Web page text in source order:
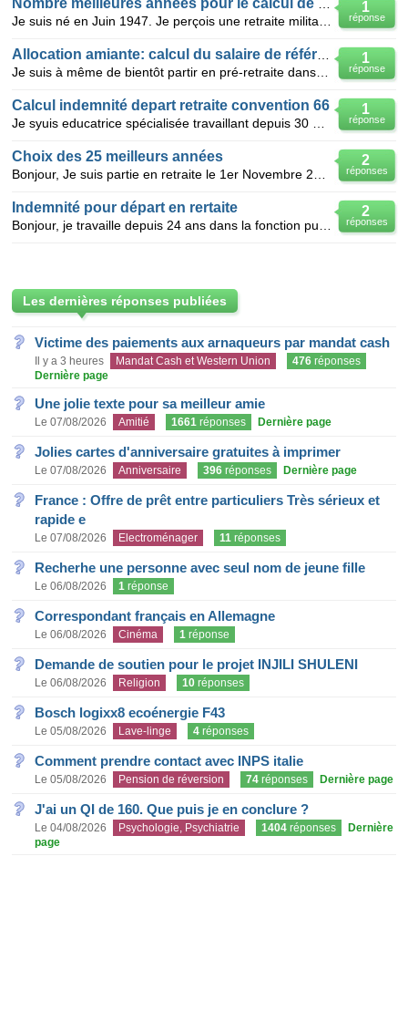
1
réponse
1
réponse
1
réponse
Calcul indemnité depart retraite convention 66
2
réponses
Choix des 25 meilleurs années
2
réponses
Indemnité pour départ en rertaite
Les dernières réponses publiées
Victime des paiements aux arnaqueurs par mandat cash
Il y a 3 heures Mandat Cash et Western Union 476 réponses
Dernière page
Une jolie texte pour sa meilleur amie
Le 07/08/2026 Amitié 1661 réponses Dernière page
Jolies cartes d'anniversaire gratuites à imprimer
Le 07/08/2026 Anniversaire 396 réponses Dernière page
France : Offre de prêt entre particuliers Très sérieux et
rapide e
Le 07/08/2026 Electroménager 11 réponses
Recherhe une personne avec seul nom de jeune fille
Le 06/08/2026 1 réponse
Correspondant français en Allemagne
Le 06/08/2026 Cinéma 1 réponse
Demande de soutien pour le projet INJILI SHULENI
Le 06/08/2026 Religion 10 réponses
Bosch logixx8 ecoénergie F43
Le 05/08/2026 Lave-linge 4 réponses
Comment prendre contact avec INPS italie
Le 05/08/2026 Pension de réversion 74 réponses Dernière page
J'ai un QI de 160. Que puis je en conclure ?
Le 04/08/2026 Psychologie, Psychiatrie 1404 réponses
Dernière
page